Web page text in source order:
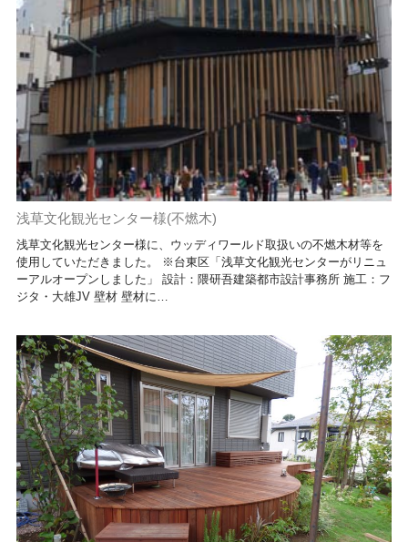
浅草文化観光センター様(不燃木)
浅草文化観光センター様に、ウッディワールド取扱いの不燃木材等を
使用していただきました。 ※台東区「浅草文化観光センターがリニュ
ーアルオープンしました」 設計：隈研吾建築都市設計事務所 施工：フ
ジタ・大雄JV 壁材 壁材に…